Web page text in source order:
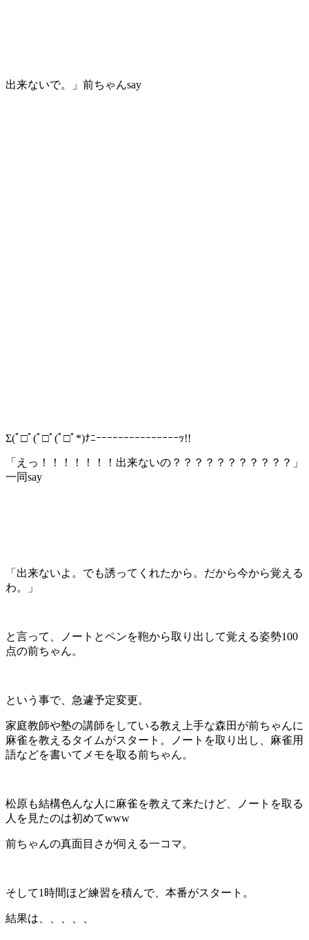
出来ないで。」前ちゃんsay
Σ(ﾟ□ﾟ(ﾟ□ﾟ(ﾟ□ﾟ*)ﾅﾆｰｰｰｰｰｰｰｰｰｰｰｰｰｰｰｯ!!
「えっ！！！！！！！出来ないの？？？？？？？？？？？」
一同say
「出来ないよ。でも誘ってくれたから。だから今から覚える
わ。」
と言って、ノートとペンを鞄から取り出して覚える姿勢100
点の前ちゃん。
という事で、急遽予定変更。
家庭教師や塾の講師をしている教え上手な森田が前ちゃんに
麻雀を教えるタイムがスタート。ノートを取り出し、麻雀用
語などを書いてメモを取る前ちゃん。
松原も結構色んな人に麻雀を教えて来たけど、ノートを取る
人を見たのは初めてwww
前ちゃんの真面目さが伺える一コマ。
そして1時間ほど練習を積んで、本番がスタート。
結果は、、、、、